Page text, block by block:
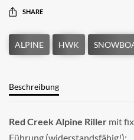
SHARE
Beschreibung
Red Creek Alpine Riller mit
Führung (widerstandsfähig!):